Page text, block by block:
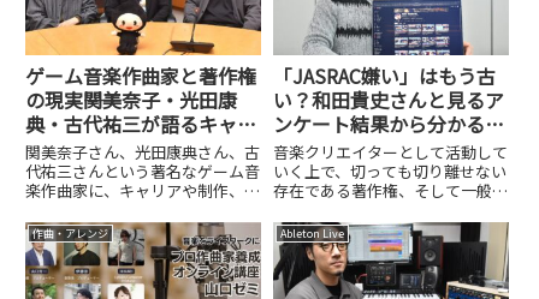
ゲーム音楽作曲家と著作権
の現実――関美奈子・光田康
典・古代祐三が語るキャリ
ア、制作、そして著作権管
理
関美奈子さん、光田康典さん、古
代祐三さんという著名なゲーム音
楽作曲家に、キャリアや制作、著
ューしました。
「JASRAC嫌い」はもう古
い？和田貴史さんと見るア
ンケート結果から分かる、
変化するクリエイターとの
関係性
音楽クリエイターとして活動して
いく上で、切っても切り離せない
存在である著作権、そして一般社
JASRAC。DTMステーションでは
これまでも、杉山勝彦さん、神前
暁さん、tofubeatsさん、Akira
Sunsetさん...
作曲・アレンジ Ableton Live